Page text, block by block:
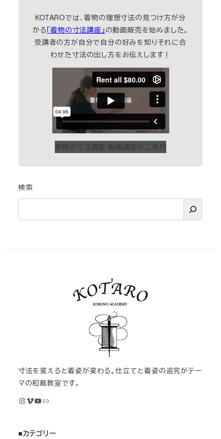
KOTAROでは、着物の理想寸法の見つけ方が分
かる「着物の寸法講座」 の動画販売を始めました。
受講者の方が自分で自分の好みを知りそれに合
わせた寸法の出し方をお伝えします！
着物の寸法講座 動画講座のご案内
検索
寸法を変えると着姿が変わる。仕立てと着姿の追究がテー
マの和裁教室です。
InstagramVimeo YouTube M KIMONOオンライン和裁教室
■カテゴリー